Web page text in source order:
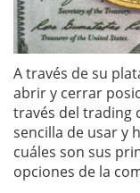
A través de su
abrir y cerrar
través del trading
sencilla de usar y
cuáles son sus
opciones de la